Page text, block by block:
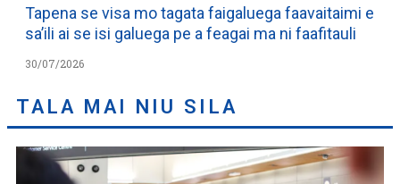
Tapena se visa mo tagata faigaluega faavaitaimi e
sa’ili ai se isi galuega pe a feagai ma ni faafitauli
30/07/2026
TALA MAI NIU SILA